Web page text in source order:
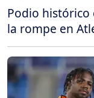
Podio histórico
la rompe en